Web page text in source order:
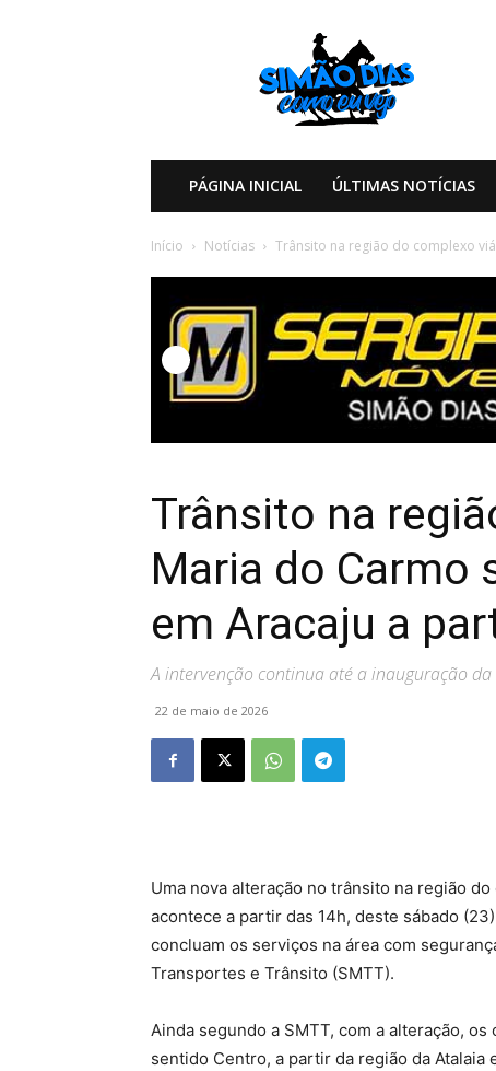
PÁGINA INICIAL ÚLTIMAS NOTÍCIAS
Início Notícias Trânsito na região do complexo
Trânsito na
Maria do Carmo
em Aracaju a
A intervenção continua até a inauguração
22 de maio de 2026
Uma nova alteração no trânsito na região
acontece a partir das 14h, deste sábado
concluam os serviços na área com
Transportes e Trânsito (SMTT).
Ainda segundo a SMTT, com a alteração,
sentido Centro, a partir da região da Atalaia